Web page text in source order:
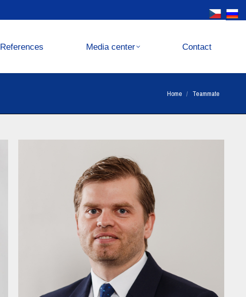
References Media center Contact
You are here:
Home Teammate